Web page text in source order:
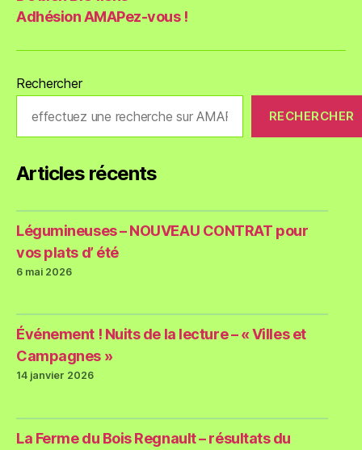
Adhésion AMAPez-vous !
Rechercher
RECHERCHER
Articles récents
Légumineuses – NOUVEAU CONTRAT pour
vos plats d’ été
6 mai 2026
Événement ! Nuits de la lecture – « Villes et
Campagnes »
14 janvier 2026
La Ferme du Bois Regnault – résultats du